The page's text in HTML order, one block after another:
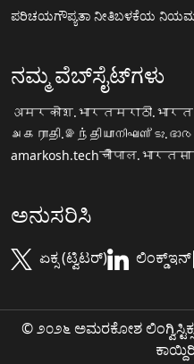
ಪರಿಚಯಗೌಪ್ಯತಾ ನೀತಿಬಳಕೆಯ
ನಮ್ಮ ವೆಬ್‌ಸೈಟ್‌ಗಳು
अमरकोश.भारतमराठी.भारत
அகராதி.இந்தியா
amarkosh.techचौपाल.भारत
ಅನುಸರಿಸಿ
ಏಕ್ಸ (ಟ್ವಿಟರ್) ಲಿಂಕ್ಡ್‌ಇನ್
© ೨೦೨೬ ಅಮರಕೋಶ ಲಿಂಗ್ವಿಸ್ಟಿಕ್ಸ